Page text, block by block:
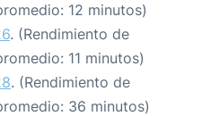
12 minutos)
. (Rendimiento de
11 minutos)
. (Rendimiento de
36 minutos)